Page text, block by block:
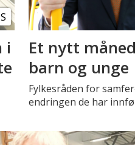
i
Et nytt
barn og unge
Fylkesråden for
endringen de har